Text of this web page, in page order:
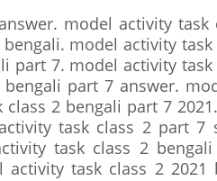
model activity task
model activity task
part 7. model activity task
part 7 answer.
2 bengali part 7
task class 2 part 7
task class 2
task class 2 2021